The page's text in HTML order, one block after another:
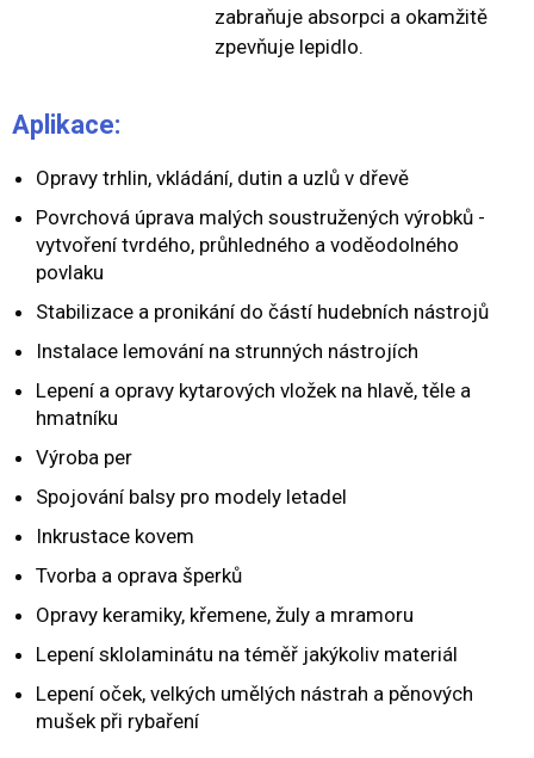
zabraňuje absorpci a okamžitě
zpevňuje lepidlo.
Aplikace:
Opravy trhlin, vkládání, dutin a uzlů v dřevě
Povrchová úprava malých soustružených výrobků -
vytvoření tvrdého, průhledného a voděodolného
povlaku
Stabilizace a pronikání do částí hudebních nástrojů
Instalace lemování na strunných nástrojích
Lepení a opravy kytarových vložek na hlavě, těle a
hmatníku
Výroba per
Spojování balsy pro modely letadel
Inkrustace kovem
Tvorba a oprava šperků
Opravy keramiky, křemene, žuly a mramoru
Lepení sklolaminátu na téměř jakýkoliv materiál
Lepení oček, velkých umělých nástrah a pěnových
mušek při rybaření